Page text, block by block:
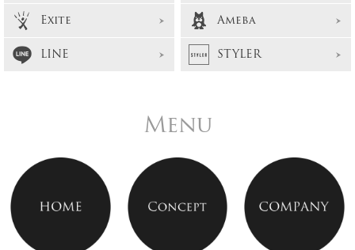
Exite
Ameba
LINE
STYLER
Menu